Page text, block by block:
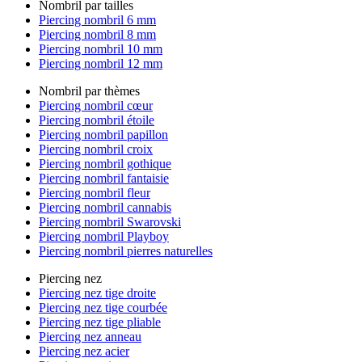
Nombril par tailles
Piercing nombril 6 mm
Piercing nombril 8 mm
Piercing nombril 10 mm
Piercing nombril 12 mm
Nombril par thèmes
Piercing nombril cœur
Piercing nombril étoile
Piercing nombril papillon
Piercing nombril croix
Piercing nombril gothique
Piercing nombril fantaisie
Piercing nombril fleur
Piercing nombril cannabis
Piercing nombril Swarovski
Piercing nombril Playboy
Piercing nombril pierres naturelles
Piercing nez
Piercing nez tige droite
Piercing nez tige courbée
Piercing nez tige pliable
Piercing nez anneau
Piercing nez acier